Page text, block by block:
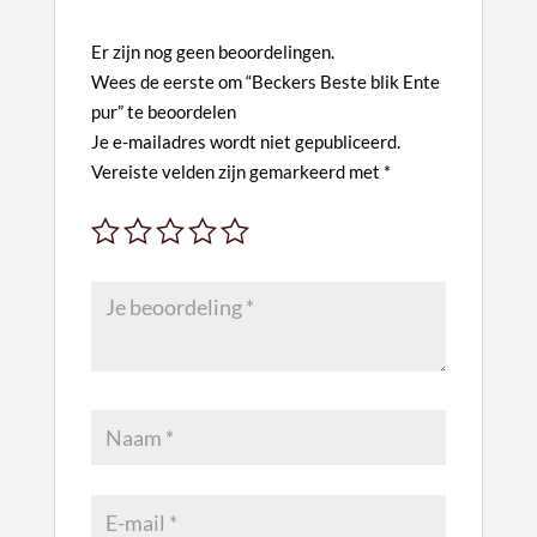
v
Er zijn nog geen beoordelingen.
Wees de eerste om “Beckers Beste blik Ente
pur” te beoordelen
Je e-mailadres wordt niet gepubliceerd.
Vereiste velden zijn gemarkeerd met *